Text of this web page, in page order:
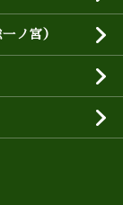
ノ宮）